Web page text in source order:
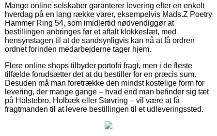
Mange online selskaber garanterer levering efter en enkelt
hverdag på en lang række varer, eksempelvis Mads.Z Poetry
Hammer Ring 54, som imidlertid nødvendiggør at
bestillingen anbringes før et aftalt klokkeslæt, med
hensynstagen til at de sandsynligvis kan nå at få ordren
ordnet forinden medarbejderne tager hjem.
Flere online shops tilbyder portofri fragt, men i de fleste
tilfælde forudsætter det at du bestiller for en præcis sum.
Desuden må man foretrække den mindst kostelige form for
levering, der mange gange – hvad end man befinder sig tæt
på Holstebro, Holbæk eller Støvring – vil være at få
fragtmanden til at levere bestillingen til et udleveringssted.